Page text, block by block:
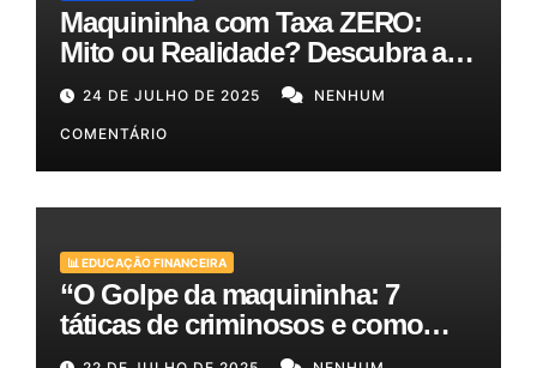
Maquininha com Taxa ZERO:
Mito ou Realidade? Descubra as
Melhores Opções para o Seu
Bolso!
24 DE JULHO DE 2025 NENHUM
COMENTÁRIO
📊 EDUCAÇÃO FINANCEIRA
“O Golpe da maquininha: 7
táticas de criminosos e como
proteger seu dinheiro e seus